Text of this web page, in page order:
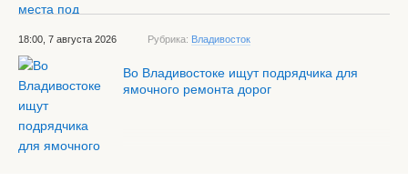
18:00, 7 августа 2026 Рубрика: Владивосток
Во Владивостоке ищут подрядчика для
ямочного ремонта дорог